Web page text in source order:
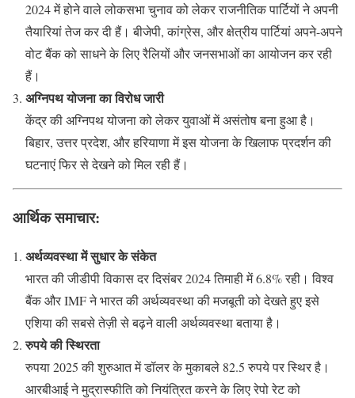
2024 में होने वाले लोकसभा चुनाव को लेकर राजनीतिक पार्टियों ने अपनी
तैयारियां तेज कर दी हैं। बीजेपी, कांग्रेस, और क्षेत्रीय पार्टियां अपने-अपने
वोट बैंक को साधने के लिए रैलियों और जनसभाओं का आयोजन कर रही
हैं।
अग्निपथ योजना का विरोध जारी
केंद्र की अग्निपथ योजना को लेकर युवाओं में असंतोष बना हुआ है।
बिहार, उत्तर प्रदेश, और हरियाणा में इस योजना के खिलाफ प्रदर्शन की
घटनाएं फिर से देखने को मिल रही हैं।
आर्थिक समाचार:
अर्थव्यवस्था में सुधार के संकेत
भारत की जीडीपी विकास दर दिसंबर 2024 तिमाही में 6.8% रही। विश्व
बैंक और IMF ने भारत की अर्थव्यवस्था की मजबूती को देखते हुए इसे
एशिया की सबसे तेज़ी से बढ़ने वाली अर्थव्यवस्था बताया है।
रुपये की स्थिरता
रुपया 2025 की शुरुआत में डॉलर के मुकाबले 82.5 रुपये पर स्थिर है।
आरबीआई ने मुद्रास्फीति को नियंत्रित करने के लिए रेपो रेट को